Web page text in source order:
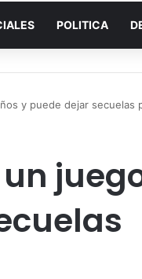
POLITICA
y puede dejar secuelas